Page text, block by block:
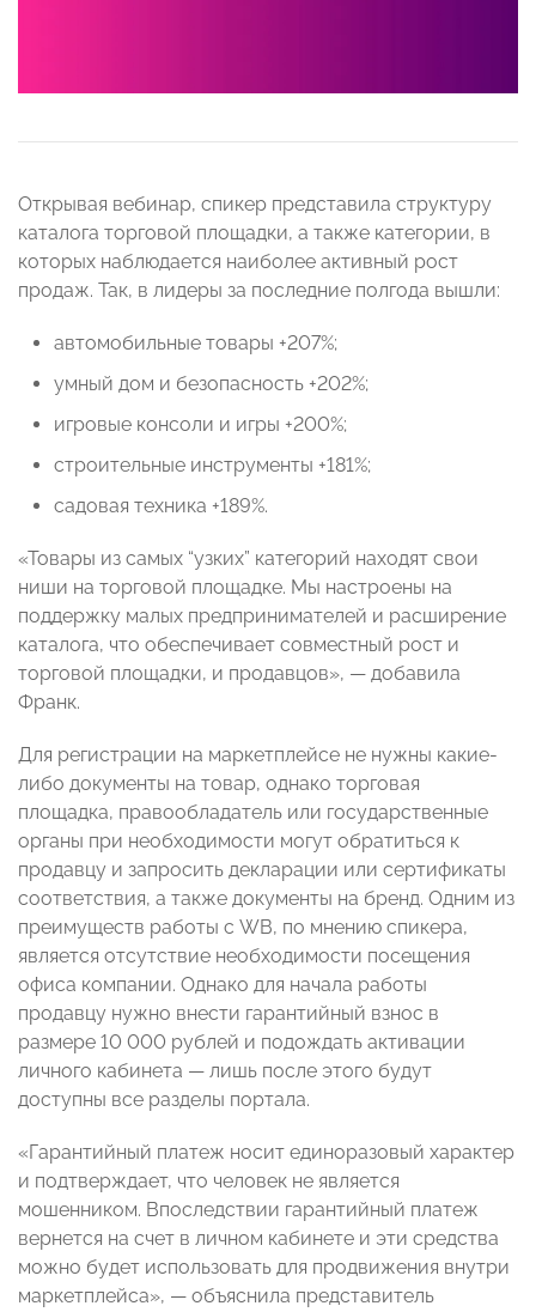
Открывая вебинар, спикер представила структуру
каталога торговой площадки, а также категории, в
которых наблюдается наиболее активный рост
продаж. Так, в лидеры за последние полгода вышли:
автомобильные товары +207%;
умный дом и безопасность +202%;
игровые консоли и игры +200%;
строительные инструменты +181%;
садовая техника +189%.
«Товары из самых “узких” категорий находят свои
ниши на торговой площадке. Мы настроены на
поддержку малых предпринимателей и расширение
каталога, что обеспечивает совместный рост и
торговой площадки, и продавцов», — добавила
Франк.
Для регистрации на маркетплейсе не нужны какие-
либо документы на товар, однако торговая
площадка, правообладатель или государственные
органы при необходимости могут обратиться к
продавцу и запросить декларации или сертификаты
соответствия, а также документы на бренд. Одним из
преимуществ работы с WB, по мнению спикера,
является отсутствие необходимости посещения
офиса компании. Однако для начала работы
продавцу нужно внести гарантийный взнос в
размере 10 000 рублей и подождать активации
личного кабинета — лишь после этого будут
доступны все разделы портала.
«Гарантийный платеж носит единоразовый характер
и подтверждает, что человек не является
мошенником. Впоследствии гарантийный платеж
вернется на счет в личном кабинете и эти средства
можно будет использовать для продвижения внутри
маркетплейса», — объяснила представитель